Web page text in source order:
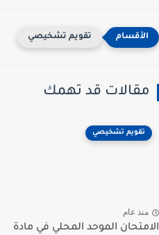
تقويم تشخيصي
مقالات قد تهمك
تقويم تشخيصي
منذ عام
الامتحان الموحد المحلي في مادة